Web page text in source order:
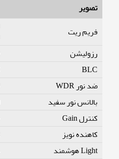
تصویر
فریم ریت
رزولیشن
BLC
ضد نور WDR
بالانس نور سفید
کنترل Gain
کاهنده نویز
Light هوشمند